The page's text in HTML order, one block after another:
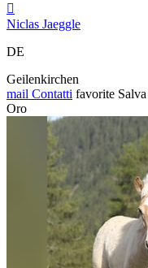

Niclas Jaeggle
DE
Geilenkirchen
mail Contatti favorite Salva
Oro